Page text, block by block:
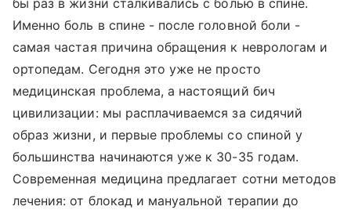
бы раз в жизни сталкивались с болью в спине.
Именно боль в спине - после головной боли -
самая частая причина обращения к неврологам и
ортопедам. Сегодня это уже не просто
медицинская проблема, а настоящий бич
цивилизации: мы расплачиваемся за сидячий
образ жизни, и первые проблемы со спиной у
большинства начинаются уже к 30-35 годам.
Современная медицина предлагает сотни методов
лечения: от блокад и мануальной терапии до